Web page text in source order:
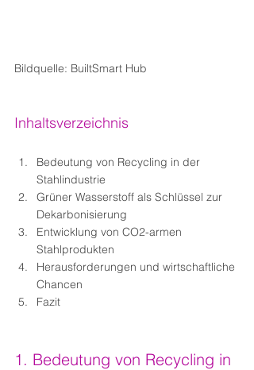
Bildquelle: BuiltSmart Hub
Inhaltsverzeichnis
Bedeutung von Recycling in der
Stahlindustrie
Grüner Wasserstoff als Schlüssel zur
Dekarbonisierung
Entwicklung von CO2-armen
Stahlprodukten
Herausforderungen und wirtschaftliche
Chancen
Fazit
1. Bedeutung von Recycling in